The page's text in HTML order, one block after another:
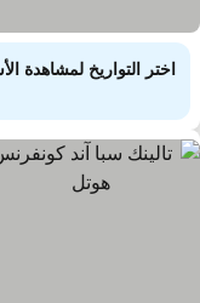
اختر التواريخ لمشاهدة